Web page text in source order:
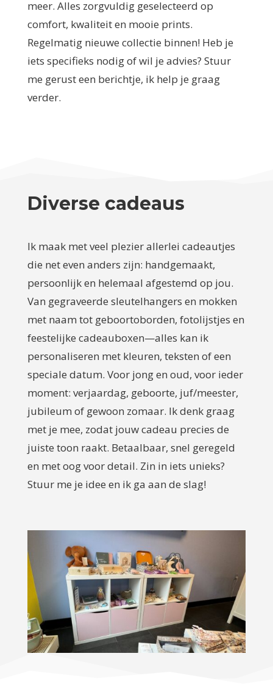
meer. Alles zorgvuldig geselecteerd op
comfort, kwaliteit en mooie prints.
Regelmatig nieuwe collectie binnen! Heb je
iets specifieks nodig of wil je advies? Stuur
me gerust een berichtje, ik help je graag
verder.
Diverse cadeaus
Ik maak met veel plezier allerlei cadeautjes
die net even anders zijn: handgemaakt,
persoonlijk en helemaal afgestemd op jou.
Van gegraveerde sleutelhangers en mokken
met naam tot geboortoborden, fotolijstjes en
feestelijke cadeauboxen—alles kan ik
personaliseren met kleuren, teksten of een
speciale datum. Voor jong en oud, voor ieder
moment: verjaardag, geboorte, juf/meester,
jubileum of gewoon zomaar. Ik denk graag
met je mee, zodat jouw cadeau precies de
juiste toon raakt. Betaalbaar, snel geregeld
en met oog voor detail. Zin in iets unieks?
Stuur me je idee en ik ga aan de slag!